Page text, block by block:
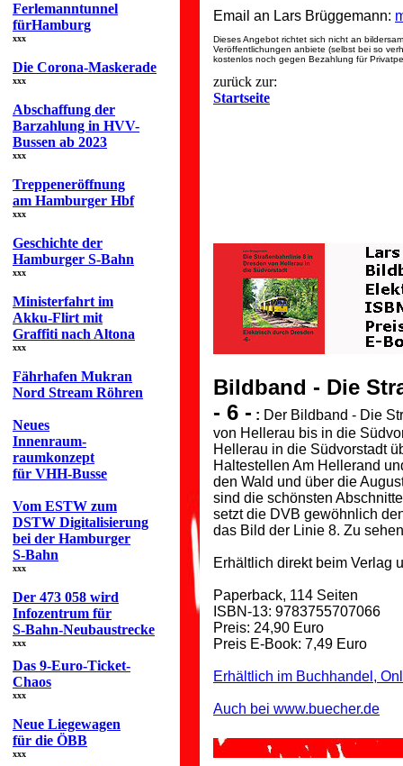
Ferlemanntunnel
fürHamburg
xxx
Die Corona-Maskerade
xxx
Abschaffung der
Barzahlung in HVV-
Bussen ab 2023
xxx
Treppeneröffnung
am Hamburger Hbf
xxx
Geschichte der
Hamburger S-Bahn
xxx
Ministerfahrt im
Akku-Flirt mit
Graffiti nach Altona
xxx
Fährhafen Mukran
Nord Stream Röhren
Neues
Innenraum-
raumkonzept
für VHH-Busse
Vom ESTW zum
DSTW Digitalisierung
bei der Hamburger
S-Bahn
xxx
Der 473 058 wird
Infozentrum für
S-Bahn-Neubaustrecke
xxx
Das 9-Euro-Ticket-
Chaos
xxx
Neue Liegewagen
für die ÖBB
xxx
Email an Lars Brüggemann:
Dieses Angebot richtet sich nicht an
Veröffentlichungen anbiete (selbst bei so
kostenlos noch gegen Bezahlung für
zurück zur:
Startseite
Bildband - Die
- 6 - : Der Bildband - Die
von Hellerau bis in die
Hellerau in die Südvorstadt
Haltestellen Am Hellerand
den Wald und über die
sind die schönsten
setzt die DVB gewöhnlich
das Bild der Linie 8. Zu
Erhältlich direkt beim Verlag
Paperback, 114 Seiten
ISBN-13: 9783755707066
Preis: 24,90 Euro
Preis E-Book: 7,49 Euro
Erhältlich im Buchhandel,
Auch bei www.buecher.de